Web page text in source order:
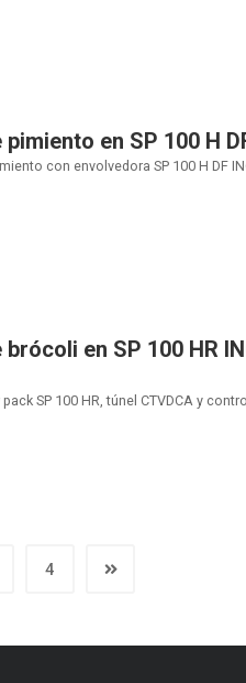
en SP 100 H
con envolvedora SP 100 H DF
en SP 100 HR
SP 100 HR, túnel CTVDCA y
4